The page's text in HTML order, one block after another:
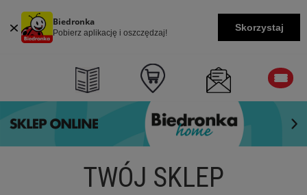
Biedronka
Pobierz aplikację i oszczędzaj! Skorzystaj
TWÓJ SKLEP